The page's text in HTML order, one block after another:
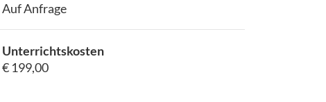
Auf Anfrage
Unterrichtskosten
€ 199,00